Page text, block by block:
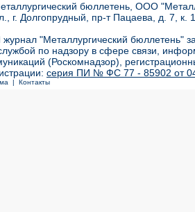
бюллетень, ООО
г. Долгопрудный, пр-т Пацаева, д. 7,
"Металлургический бюллетень"
по надзору в сфере связи,
(Роскомнадзор),
серия ПИ № ФС 77 - 85902 от 04
| Контакты